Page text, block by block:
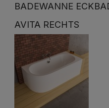
BADEWANNE
AVITA RECHTS